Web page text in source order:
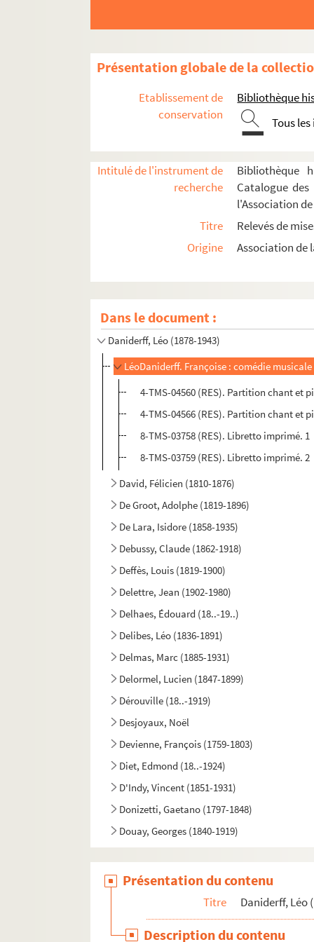
Présentation globale de la
Etablissement de
conservation
Bibliothèque
Tous
Intitulé de l'instrument de
recherche
Bibliothèque
Catalogue
l'Association
Titre
Relevés de
Origine
Association de
Dans le document :
Chabrier, Emmanuel (1841-1894)
Charpentier, Gustave (1860-1956)
Chassaigne, Francis (1847-1922)
Christiné, Henri (1867-1941)
Clapisson, Louis (1808-1866)
Clérice, Justin (1863-1908)
Collin, Lucien (1849-1919)
Coquatrix, Bruno (1910-1979)
Cras, Jean (1879-1932)
Cuvillier, Charles (1877-1955)
Daniderff, Léo (1878-1943)
LéoDaniderff. Françoise : comédie
4-TMS-04560 (RES). Partition chant et
4-TMS-04566 (RES). Partition chant et
8-TMS-03758 (RES). Libretto imprimé. 1
8-TMS-03759 (RES). Libretto imprimé. 2
David, Félicien (1810-1876)
De Groot, Adolphe (1819-1896)
De Lara, Isidore (1858-1935)
Debussy, Claude (1862-1918)
Deffès, Louis (1819-1900)
Delettre, Jean (1902-1980)
Delhaes, Édouard (18..-19..)
Delibes, Léo (1836-1891)
Delmas, Marc (1885-1931)
Delormel, Lucien (1847-1899)
Dérouville (18..-1919)
Desjoyaux, Noël
Devienne, François (1759-1803)
Diet, Edmond (18..-1924)
D'Indy, Vincent (1851-1931)
Donizetti, Gaetano (1797-1848)
Douay, Georges (1840-1919)
Dubost, Louis-Antoine (18..-1907)
Dukas, Paul (1865-1935)
Dupont, Gabriel (1878-1914)
Présentation du contenu
Titre Daniderff, Léo
Description du contenu